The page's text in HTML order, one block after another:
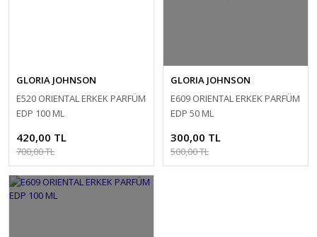
GLORIA JOHNSON
E520 ORIENTAL ERKEK PARFÜM
EDP 100 ML
420,00 TL
700,00 TL
GLORIA JOHNSON
E609 ORIENTAL ERKEK PARFÜM
EDP 50 ML
300,00 TL
500,00 TL